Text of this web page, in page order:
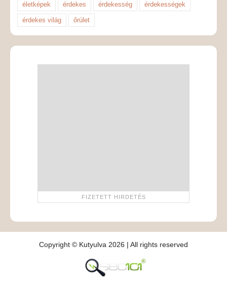
életképek érdekes érdekesség érdekességek
érdekes világ őrület
Copyright © Kutyulva 2026 | All rights reserved